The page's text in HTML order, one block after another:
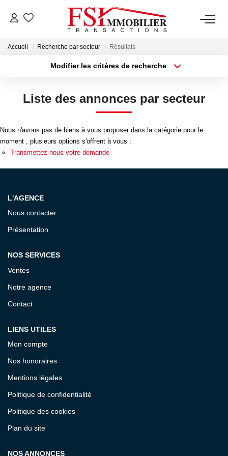
NOTRE AGENCE
VENTES
LOCATIONS
Accueil Recherche par secteur Résultats
Modifier les critères de recherche
Type de bien
Surface min
Budget max Plus de critères
Liste des annonces par secteur
Nous n'avons pas de biens à vous proposer dans la catégorie pour le
moment , plusieurs options s'offrent à vous :
Transmettez-nous votre demande
L'AGENCE
Nous contacter
Présentation
NOS SERVICES
Ventes
Notre agence
Contact
LIENS UTILES
Mon compte
Nos honoraires
Mentions légales
Politique de confidentialité
Politique des cookies
Plan du site
NOS ANNONCES